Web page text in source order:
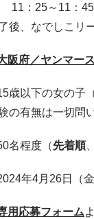
11：25～11：45
後、なでしこリ
阪府／ヤンマー
下の女の子（
の有無は一切問
名程度（先着順
年4月26日（
用応募フォーム